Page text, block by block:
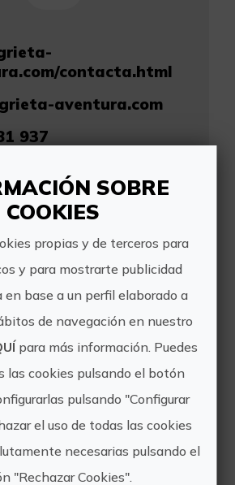
contacta.html
aventura.com
937
Aventura
SOBRE
COOKIES
propias y de terceros para
y para mostrarte publicidad
en base a un perfil elaborado a
de navegación en nuestro
para más información. Puedes
las cookies pulsando el botón
pulsando "Configurar
el uso de todas las cookies
necesarias pulsando el
"Rechazar Cookies".